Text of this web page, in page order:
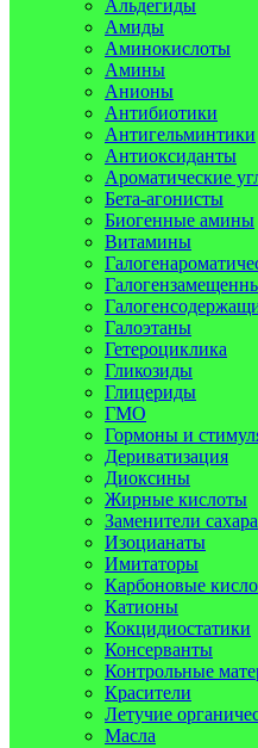
Альдегиды
Амиды
Аминокислоты
Амины
Анионы
Антибиотики
Антигельминтики
Антиоксиданты
Ароматические
Бета-агонисты
Биогенные амины
Витамины
Галоэтаны
Гетероциклика
Гликозиды
Глицериды
ГМО
Гормоны и
Дериватизация
Диоксины
Жирные кислоты
Заменители сахара
Изоцианаты
Имитаторы
Карбоновые
Катионы
Кокцидиостатики
Консерванты
Контрольные
Красители
Летучие
Масла